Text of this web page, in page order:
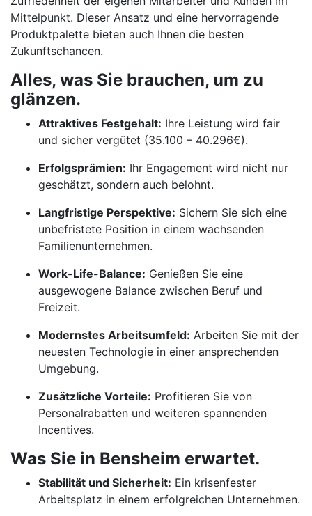
Mittelpunkt. Dieser Ansatz und eine hervorragende
Produktpalette bieten auch Ihnen die besten
Zukunftschancen.
Alles, was Sie brauchen, um zu
glänzen.
Attraktives Festgehalt: Ihre Leistung wird fair
und sicher vergütet (35.100 – 40.296€).
Erfolgsprämien: Ihr Engagement wird nicht nur
geschätzt, sondern auch belohnt.
Langfristige Perspektive: Sichern Sie sich eine
unbefristete Position in einem wachsenden
Familienunternehmen.
Work-Life-Balance: Genießen Sie eine
ausgewogene Balance zwischen Beruf und
Freizeit.
Modernstes Arbeitsumfeld: Arbeiten Sie mit der
neuesten Technologie in einer ansprechenden
Umgebung.
Zusätzliche Vorteile: Profitieren Sie von
Personalrabatten und weiteren spannenden
Incentives.
Was Sie in Bensheim erwartet.
Stabilität und Sicherheit: Ein krisenfester
Arbeitsplatz in einem erfolgreichen Unternehmen.